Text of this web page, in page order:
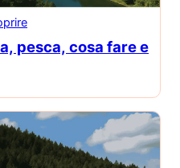
pesca, cosa fare e